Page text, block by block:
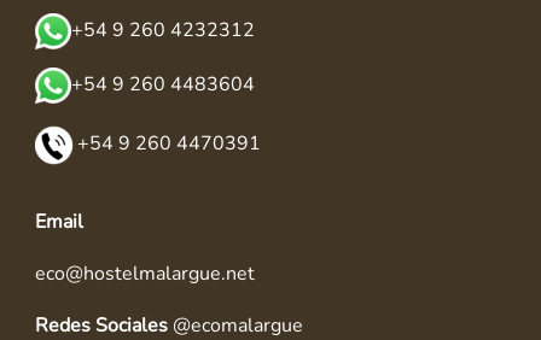
+54 9 260 4232312
+54 9 260 4483604
+54 9 260 4470391
Email
eco@hostelmalargue.net
Redes Sociales @ecomalargue